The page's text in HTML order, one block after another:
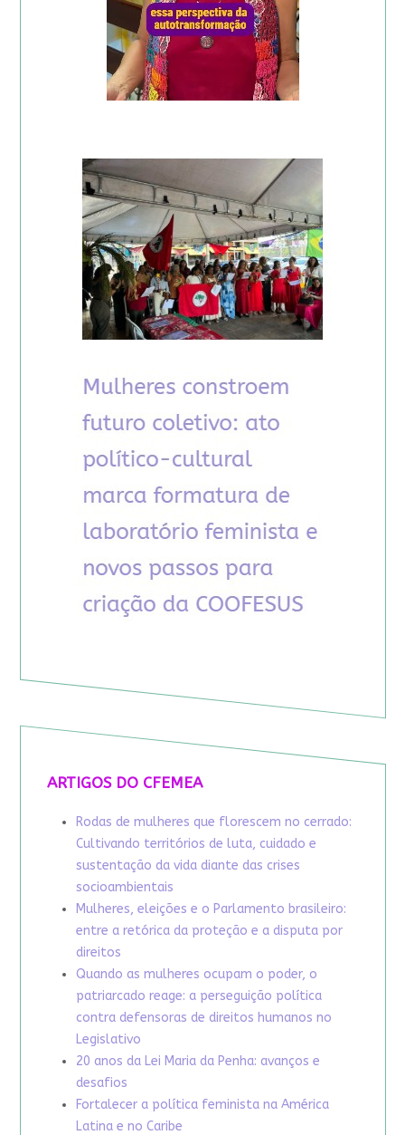
ARTIGOS DO CFEMEA
Rodas de mulheres que florescem no cerrado:
Cultivando territórios de luta, cuidado e
sustentação da vida diante das crises
socioambientais
Mulheres, eleições e o Parlamento brasileiro:
entre a retórica da proteção e a disputa por
direitos
Quando as mulheres ocupam o poder, o
patriarcado reage: a perseguição política
contra defensoras de direitos humanos no
Legislativo
20 anos da Lei Maria da Penha: avanços e
desafios
Fortalecer a política feminista na América
Latina e no Caribe